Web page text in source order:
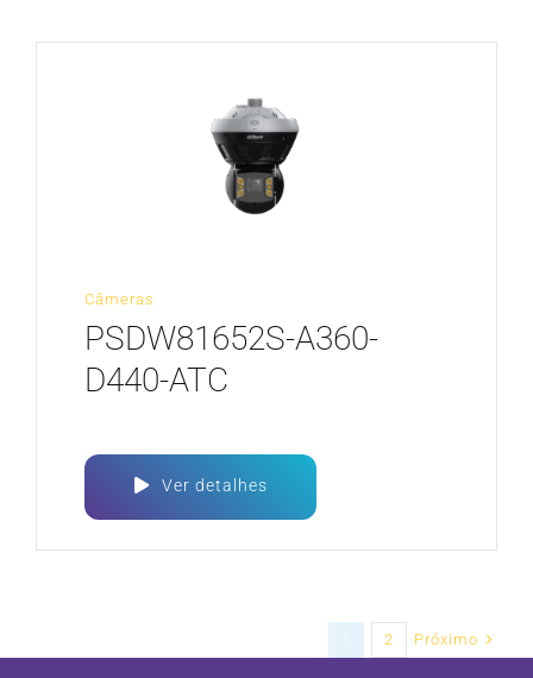
Câmeras
PSDW81652S-A360-
D440-ATC
Ver detalhes
2 Próximo